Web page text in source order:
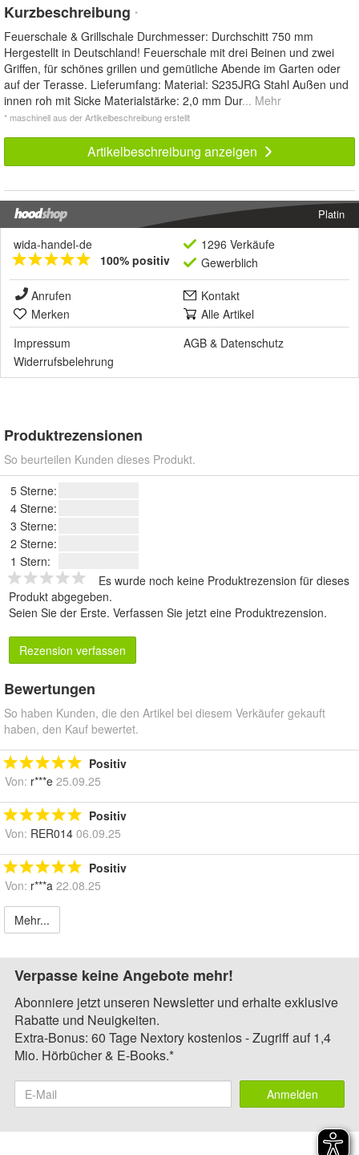
Kurzbeschreibung *
Feuerschale & Grillschale Durchmesser: Durchschitt 750 mm
Hergestellt in Deutschland! Feuerschale mit drei Beinen und zwei
Griffen, für schönes grillen und gemütliche Abende im Garten oder
auf der Terasse. Lieferumfang: Material: S235JRG Stahl Außen und
innen roh mit Sicke Materialstärke: 2,0 mm Dur... Mehr
* maschinell aus der Artikelbeschreibung erstellt
Artikelbeschreibung anzeigen
Platin
wida-handel-de
100% positiv
1296 Verkäufe
Gewerblich
Anrufen
Kontakt
Merken
Alle Artikel
Impressum
AGB & Datenschutz
Widerrufsbelehrung
Produktrezensionen
So beurteilen Kunden dieses Produkt.
5 Sterne:
4 Sterne:
3 Sterne:
2 Sterne:
1 Stern:
Es wurde noch keine Produktrezension für dieses
Produkt abgegeben.
Seien Sie der Erste. Verfassen Sie jetzt eine Produktrezension.
Rezension verfassen
Bewertungen
So haben Kunden, die den Artikel bei diesem Verkäufer gekauft
haben, den Kauf bewertet.
Positiv
Von: r***e 25.09.25
Positiv
Von: RER014 06.09.25
Positiv
Von: r***a 22.08.25
Mehr...
Verpasse keine Angebote mehr!
Abonniere jetzt unseren Newsletter und erhalte exklusive
Rabatte und Neuigkeiten.
Extra-Bonus: 60 Tage Nextory kostenlos - Zugriff auf 1,4
Mio. Hörbücher & E-Books.*
Anmelden